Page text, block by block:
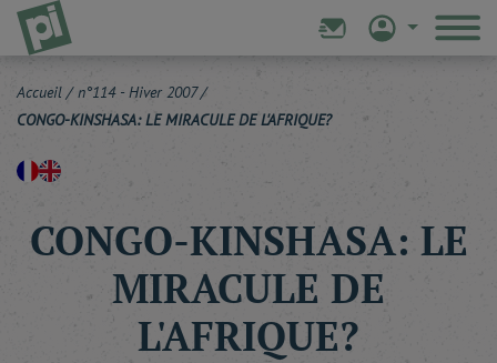
Accueil / n°114 - Hiver 2007/
CONGO-KINSHASA: LE MIRACULE DE L'AFRIQUE?
CONGO-KINSHASA: LE
MIRACULE DE
L'AFRIQUE?